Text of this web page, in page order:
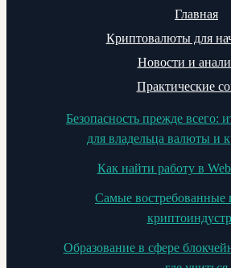
Главная
Криптовалюты для
Новости и
Практические
Безопасность прежде всего:
для владельца валюты и
Как найти работу в
Самые востребованные
Образование в сфере